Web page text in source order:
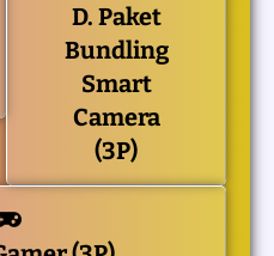
D. Paket
Bundling
Smart
Camera
(3P)